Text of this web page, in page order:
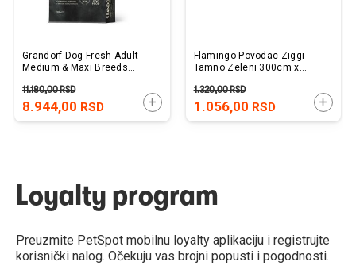
Grandorf Dog Fresh Adult
Medium & Maxi Breeds
8.944,00 RSD
11.180,00RSD
DODAJTE U KORPU
Flamingo Povodac Ziggi
Tamno Zeleni 300cm x
1.056,00 RSD
1.320,00RSD
Loyalty program
Preuzmite PetSpot mobilnu loyalty aplikaciju i registrujte
korisnički nalog. Očekuju vas brojni popusti i pogodnosti.